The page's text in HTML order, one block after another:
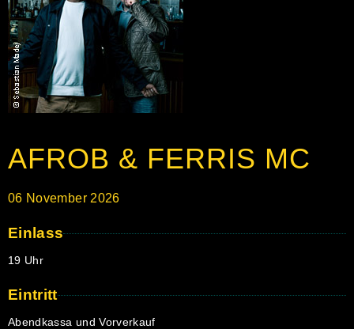
AFROB & FERRIS MC
06 November 2026
Einlass
19 Uhr
Eintritt
Abendkassa und Vorverkauf